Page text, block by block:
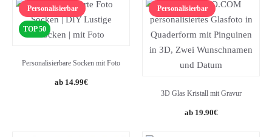
Personalisierbar
TOP 50
Personalisierbare Socken mit Foto
14.99€
Personalisierbar
3D Glas Kristall mit Gravur
19.90€